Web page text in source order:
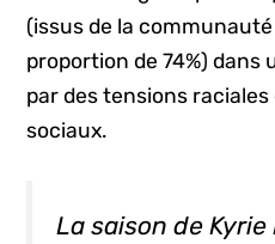
(issus de la
proportion de 74%) dans
par des tensions
sociaux.
La saison de